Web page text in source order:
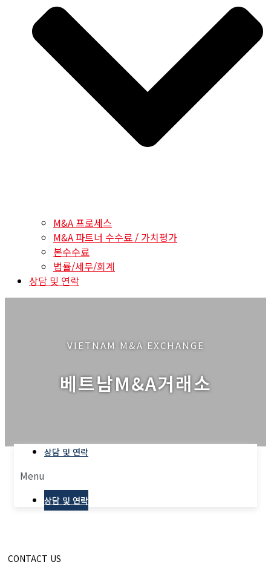
M&A 프로세스
M&A 파트너 수수료 / 가치평가
본수수료
법률/세무/회계
상담 및 연락
VIETNAM M&A EXCHANGE
베트남M&A거래소
상담 및 연락
Menu
상담 및 연락
CONTACT US